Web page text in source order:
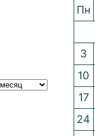
Пн
3
10
17
24